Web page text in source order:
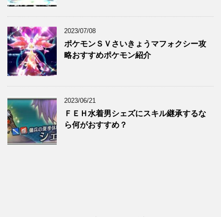
2023/07/08
ポケモンＳＶさいきょうマフォクシー攻
略おすすめポケモン紹介
2023/06/21
ＦＥＨ水着男シェズにスキル継承するな
ら何がおすすめ？